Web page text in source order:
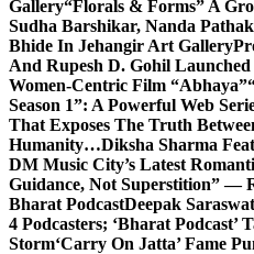
Gallery“Florals & Forms” A
Sudha Barshikar, Nanda
Bhide In Jehangir Art Gallery
And Rupesh D. Gohil
Women-Centric Film “Abhaya”
Season 1”: A Powerful Web
That Exposes The Truth
Humanity…Diksha Sharma
DM Music City’s Latest
Guidance, Not Superstition” —
Bharat PodcastDeepak
4 Podcasters; ‘Bharat Podcast’
Storm‘Carry On Jatta’ Fame